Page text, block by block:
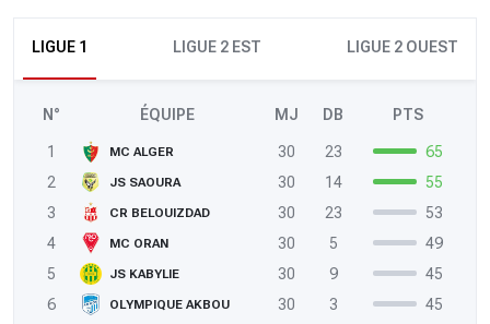
LIGUE 1 LIGUE 2 EST LIGUE 2 OUEST
N° ÉQUIPE MJ DB PTS
1 MC ALGER 30 23
65
2
JS SAOURA 30 14
55
3
CR BELOUIZDAD 30 23
53
4
MC ORAN 30 5
49
5
JS KABYLIE 30 9
45
6
OLYMPIQUE AKBOU 30 3
45